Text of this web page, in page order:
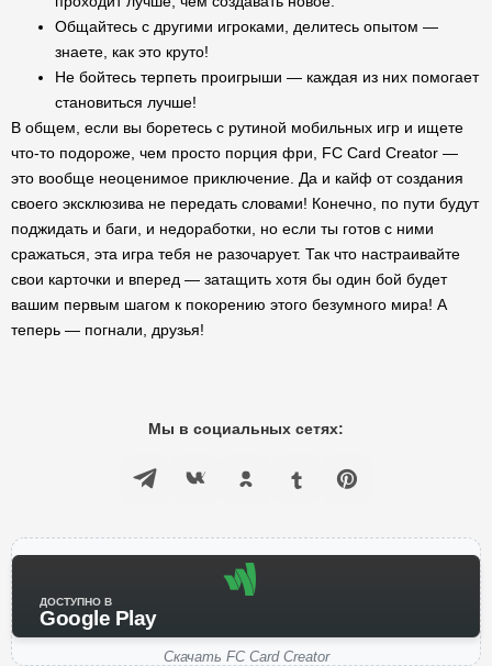
Общайтесь с другими игроками, делитесь опытом —
знаете, как это круто!
Не бойтесь терпеть проигрыши — каждая из них помогает
становиться лучше!
В общем, если вы боретесь с рутиной мобильных игр и ищете
что-то подороже, чем просто порция фри, FC Card Creator —
это вообще неоценимое приключение. Да и кайф от создания
своего эксклюзива не передать словами! Конечно, по пути будут
поджидать и баги, и недоработки, но если ты готов с ними
сражаться, эта игра тебя не разочарует. Так что настраивайте
свои карточки и вперед — затащить хотя бы один бой будет
вашим первым шагом к покорению этого безумного мира! А
теперь — погнали, друзья!
Мы в социальных сетях:
ДОСТУПНО В
Google Play
Скачать FC Card Creator